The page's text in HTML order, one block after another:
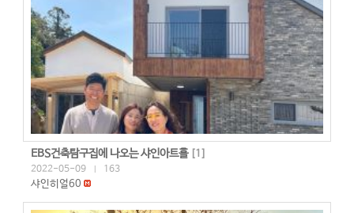
EBS건축탐구집에 나오는 샤인아트홀[1]
2022-05-09 163
샤인히얼60